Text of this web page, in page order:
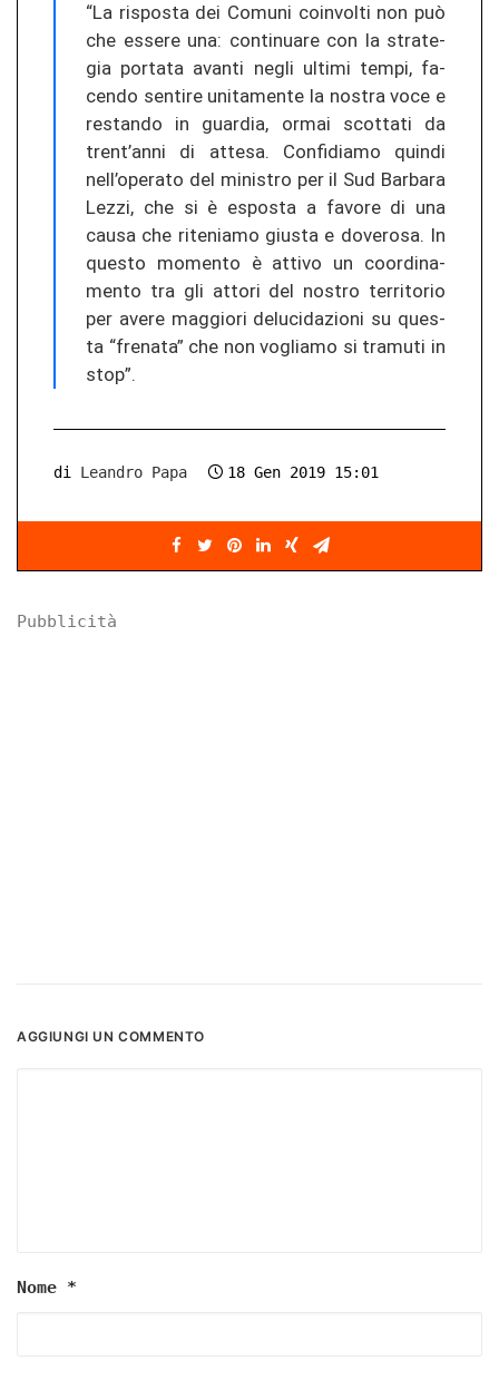
“La ris­pos­ta dei Co­mu­ni co­in­vol­ti non può
che es­se­re una: con­ti­nua­re con la stra­te­
gia por­ta­ta avan­ti negli ul­ti­mi tempi, fa­
cen­do sen­ti­re uni­ta­men­te la nos­tra voce e
re­stan­do in guar­dia, ormai scot­ta­ti da
trent’anni di at­te­sa. Con­fi­dia­mo quin­di
nell’ope­ra­to del mi­nis­tro per il Sud Bar­ba­ra
Lezzi, che si è es­pos­ta a fa­vo­re di una
causa che ri­te­nia­mo gius­ta e do­ve­ro­sa. In
ques­to mo­men­to è at­ti­vo un co­or­di­na­
men­to tra gli at­to­ri del nos­tro ter­ri­to­rio
per avere mag­gio­ri de­lu­ci­da­zio­ni su ques­
ta “fre­na­ta” che non voglia­mo si tra­mu­ti in
stop”.
di Leandro Papa 18 Gen 2019 15:01
Pubblicità
AGGIUNGI UN COMMENTO
Nome *